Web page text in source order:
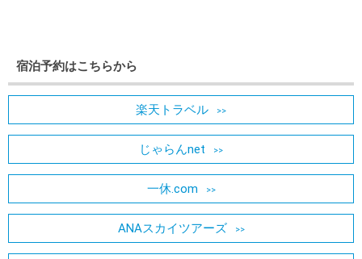
宿泊予約はこちらから
楽天トラベル
じゃらんnet
一休.com
ANAスカイツアーズ